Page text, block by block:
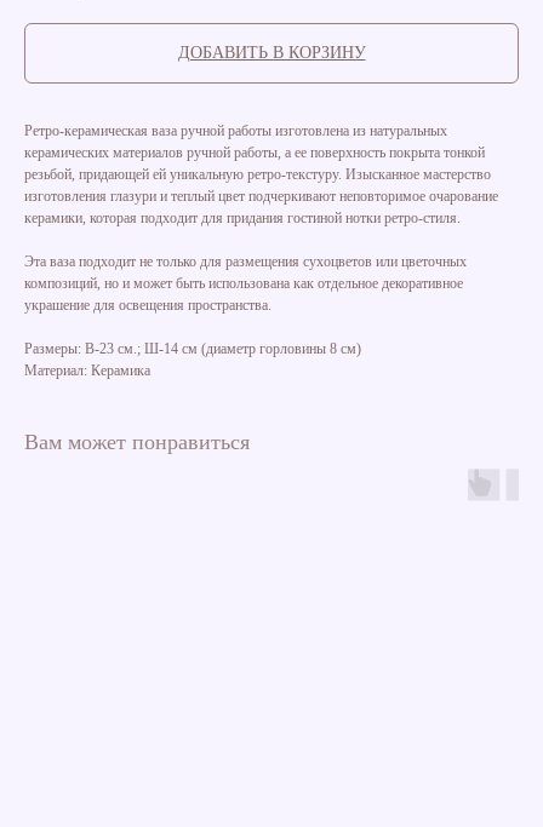
ДОБАВИТЬ В КОРЗИНУ
Ретро-керамическая ваза ручной работы изготовлена из натуральных
керамических материалов ручной работы, а ее поверхность покрыта тонкой
резьбой, придающей ей уникальную ретро-текстуру. Изысканное мастерство
изготовления глазури и теплый цвет подчеркивают неповторимое очарование
керамики, которая подходит для придания гостиной нотки ретро-стиля.
Эта ваза подходит не только для размещения сухоцветов или цветочных
композиций, но и может быть использована как отдельное декоративное
украшение для освещения пространства.
Размеры: В-23 см.; Ш-14 см (диаметр горловины 8 см)
Материал: Керамика
Вам может понравиться